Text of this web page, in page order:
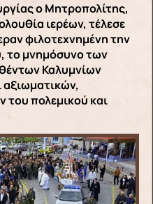
ο Μητροπολίτης,
ιερέων, τέλεσε
φιλοτεχνημένη την
το μνημόσυνο των
Καλυμνίων
του πολεμικού και